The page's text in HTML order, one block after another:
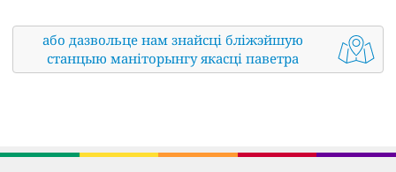
або дазвольце нам знайсці бліжэйшую
станцыю маніторынгу якасці паветра